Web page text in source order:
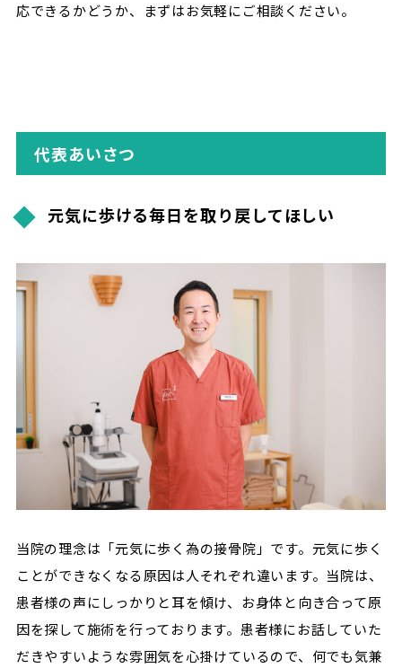
応できるかどうか、まずはお気軽にご相談ください。
代表あいさつ
元気に歩ける毎日を取り戻してほしい
当院の理念は「元気に歩く為の接骨院」です。元気に歩く
ことができなくなる原因は人それぞれ違います。当院は、
患者様の声にしっかりと耳を傾け、お身体と向き合って原
因を探して施術を行っております。患者様にお話していた
だきやすいような雰囲気を心掛けているので、何でも気兼